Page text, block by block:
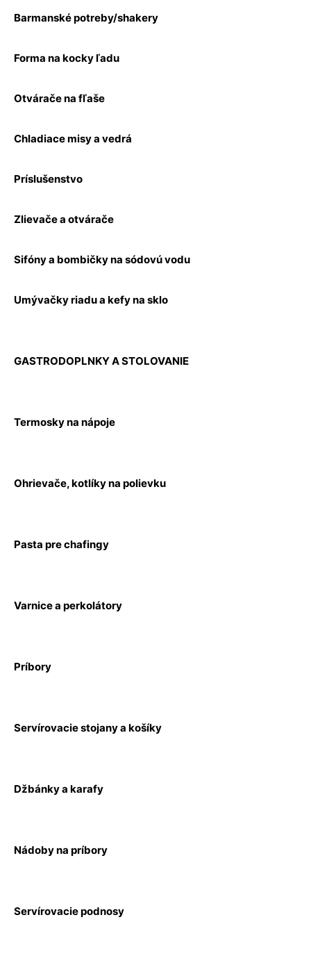
Barmanské potreby/shakery
Forma na kocky ľadu
Otvárače na fľaše
Chladiace misy a vedrá
Príslušenstvo
Zlievače a otvárače
Sifóny a bombičky na sódovú vodu
Umývačky riadu a kefy na sklo
GASTRODOPLNKY A STOLOVANIE
Termosky na nápoje
Ohrievače, kotlíky na polievku
Pasta pre chafingy
Varnice a perkolátory
Príbory
Servírovacie stojany a košíky
Džbánky a karafy
Nádoby na príbory
Servírovacie podnosy